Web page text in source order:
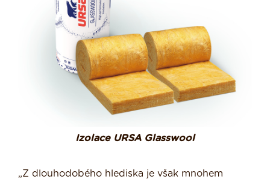
Izolace URSA Glasswool
„Z dlouhodobého hlediska je však mnohem